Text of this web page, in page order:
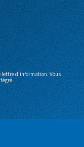
lettre d'information. Vous